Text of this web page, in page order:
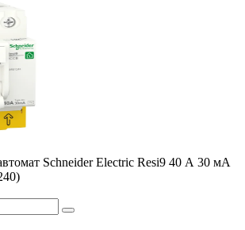
Schneider Electric Resi9 40 А 30 мА